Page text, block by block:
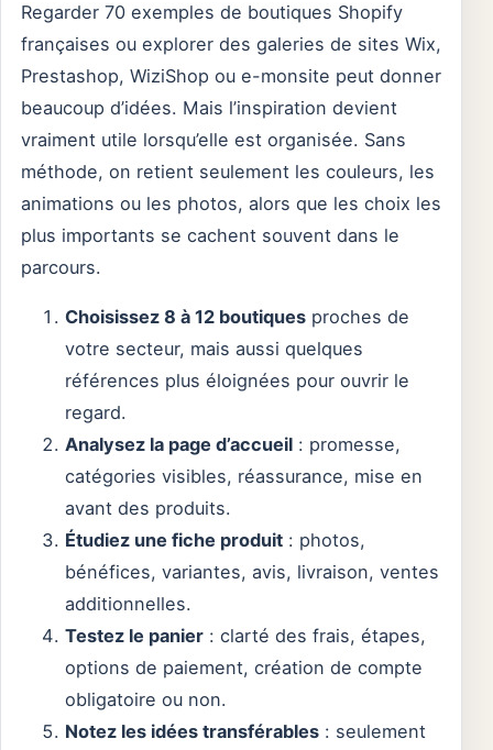
Regarder 70 exemples de boutiques Shopify
françaises ou explorer des galeries de sites Wix,
Prestashop, WiziShop ou e-monsite peut donner
beaucoup d’idées. Mais l’inspiration devient
vraiment utile lorsqu’elle est organisée. Sans
méthode, on retient seulement les couleurs, les
animations ou les photos, alors que les choix les
plus importants se cachent souvent dans le
parcours.
Choisissez 8 à 12 boutiques proches de
votre secteur, mais aussi quelques
références plus éloignées pour ouvrir le
regard.
Analysez la page d’accueil : promesse,
catégories visibles, réassurance, mise en
avant des produits.
Étudiez une fiche produit : photos,
bénéfices, variantes, avis, livraison, ventes
additionnelles.
Testez le panier : clarté des frais, étapes,
options de paiement, création de compte
obligatoire ou non.
Notez les idées transférables : seulement